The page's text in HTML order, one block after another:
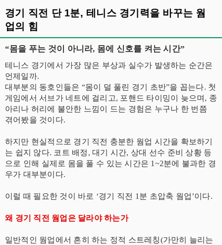
경기 직전 단 1분, 테니스 경기력을 바꾸는 웜
업의 힘
“몸을 푸는 것이 아니라, 몸에 신호를 켜는 시간”
테니스 경기에서 가장 많은 부상과 실수가 발생하는 순간은
언제일까.
대부분의 동호인들은 “몸이 덜 풀린 경기 초반”을 꼽는다. 첫
게임에서 서브가 네트에 걸리고, 포핸드 타이밍이 늦으며, 종
아리나 허리에 불안한 느낌이 드는 경험은 누구나 한 번쯤
겪어봤을 것이다.
하지만 현실적으로 경기 직전 충분한 웜업 시간을 확보하기
는 쉽지 않다. 코트 배정, 대기 시간, 상대 선수 준비 상황 등
으로 인해 실제로 몸을 풀 수 있는 시간은 1~2분에 불과한 경
우가 대부분이다.
이럴 때 필요한 것이 바로 ‘경기 직전 1분 초압축 웜업’이다.
왜 경기 직전 웜업은 달라야 하는가
일반적인 웜업에서 흔히 하는 정적 스트레칭(가만히 늘리는